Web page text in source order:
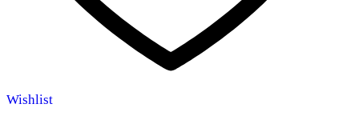
Wishlist